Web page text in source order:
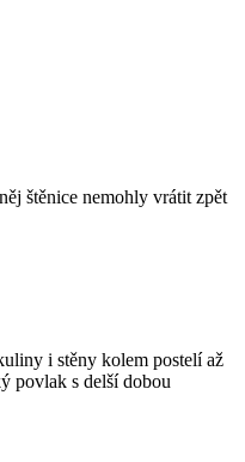
štěnice nemohly vrátit zpět
i stěny kolem postelí až
povlak s delší dobou